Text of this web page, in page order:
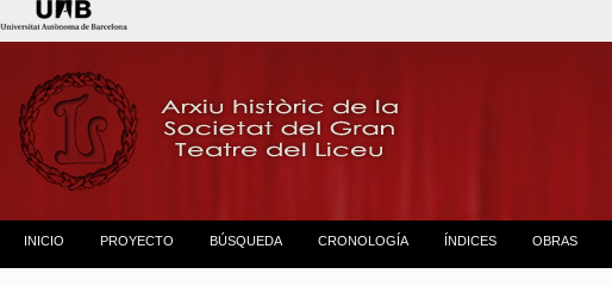
INICIO PROYECTO BÚSQUEDA CRONOLOGÍA ÍNDICES OBRAS